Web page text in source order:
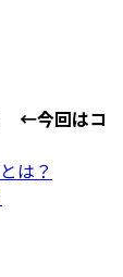
←今回はコ
は？